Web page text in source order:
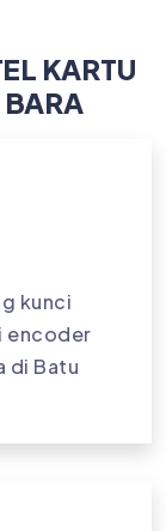
KARTU
BARA
kunci
encoder
di Batu